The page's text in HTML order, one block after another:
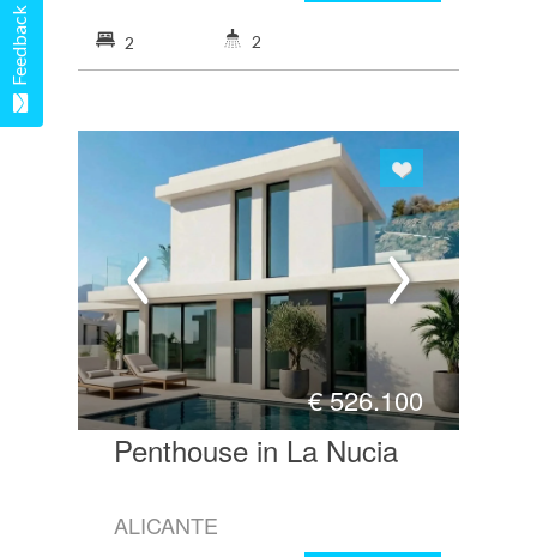
2 2
€526.100
Penthouse in La Nucia
ALICANTE
Feedback